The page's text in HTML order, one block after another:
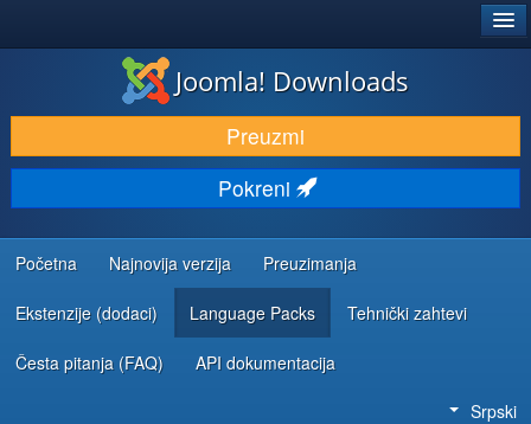
PREUZIMANJE I PROŠIRENJA (EKSTENZIJE)
OTKRIJTE I NAUČITE
ZAJEDNICA I PODRŠKA
RESURSI ZA RAZVOJ
Joomla! Downloads
Preuzmi
Pokreni
Početna Najnovija verzija Preuzimanja
Ekstenzije (dodaci) Language Packs Tehnički zahtevi
Česta pitanja (FAQ) API dokumentacija
Srpski